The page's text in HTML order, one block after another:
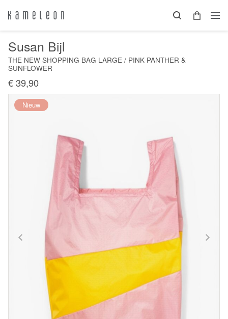
Susan Bijl
THE NEW SHOPPING BAG LARGE / PINK PANTHER &
SUNFLOWER
€ 39,90
Nieuw